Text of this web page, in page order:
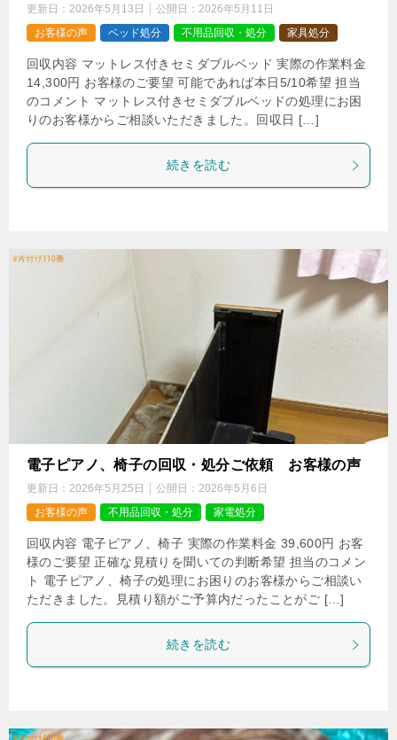
更新日： 2026年5月13日 公開日： 2026年5月11日
お客様の声
ベッド処分 不用品回収・処分 家具処分
回収内容 マットレス付きセミダブルベッド 実際の作業料金
14,300円 お客様のご要望 可能であれば本日5/10希望 担当
のコメント マットレス付きセミダブルベッドの処理にお困
りのお客様からご相談いただきました。回収日 […]
続きを読む
電子ピアノ、椅子の回収・処分ご依頼 お客様の声
更新日： 2026年5月25日 公開日： 2026年5月6日
お客様の声
不用品回収・処分 家電処分
回収内容 電子ピアノ、椅子 実際の作業料金 39,600円 お客
様のご要望 正確な見積りを聞いての判断希望 担当のコメン
ト 電子ピアノ、椅子の処理にお困りのお客様からご相談い
ただきました。見積り額がご予算内だったことがご […]
続きを読む